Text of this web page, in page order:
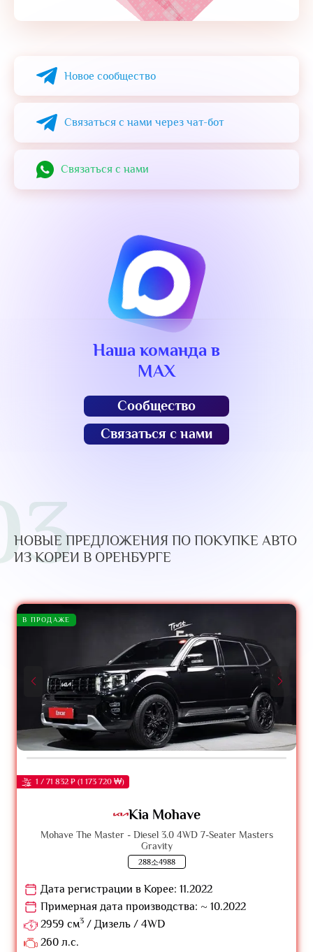
Новое сообщество
Связаться с нами через чат-бот
Cвязаться с нами
Наша команда в
MAX
Сообщество
Связаться с нами
НОВЫЕ ПРЕДЛОЖЕНИЯ ПО ПОКУПКЕ АВТО
ИЗ КОРЕИ В ОРЕНБУРГЕ
В ПРОДАЖЕ
1 / 71 832 ₽ (1 173 720 ₩)
Kia Mohave
Mohave The Master - Diesel 3.0 4WD 7-Seater Masters
Gravity
288소4988
Дата регистрации в Корее: 11.2022
Примерная дата производства: ~ 10.2022
2959 см3 / Дизель / 4WD
260 л.с.